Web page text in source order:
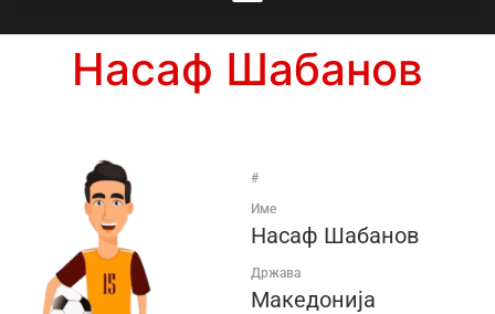
Насаф Шабанов
#
Име
Насаф Шабанов
Држава
Македонија